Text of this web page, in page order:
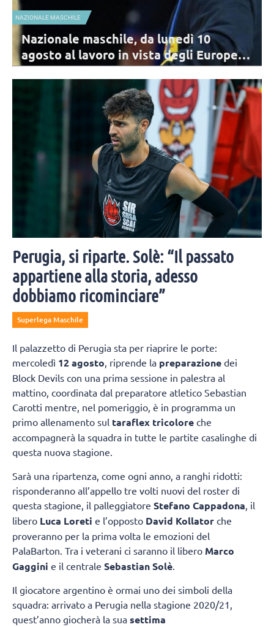
NAZIONALE MASCHILE
Nazionale maschile, da lunedì 10
agosto al lavoro in vista degli Europei: i
convocati
avvicinamento agli Europei. I 17 convocati di De Giorgi per il primo
Perugia, si riparte. Solè: “Il passato
appartiene alla storia, adesso
dobbiamo ricominciare”
Superlega Maschile
Il palazzetto di Perugia sta per riaprire le porte:
mercoledì 12 agosto, riprende la preparazione dei
Block Devils con una prima sessione in palestra al
mattino, coordinata dal preparatore atletico Sebastian
Carotti mentre, nel pomeriggio, è in programma un
primo allenamento sul taraflex tricolore che
accompagnerà la squadra in tutte le partite casalinghe di
questa nuova stagione.
Sarà una ripartenza, come ogni anno, a ranghi ridotti:
risponderanno all’appello tre volti nuovi del roster di
questa stagione, il palleggiatore Stefano Cappadona , il
libero Luca Loreti e l’opposto David Kollator che
proveranno per la prima volta le emozioni del
PalaBarton. Tra i veterani ci saranno il libero Marco
Gaggini e il centrale Sebastian Solè
Il giocatore argentino è ormai uno dei simboli della
squadra: arrivato a Perugia nella stagione 2020/21,
quest’anno giocherà la sua settima